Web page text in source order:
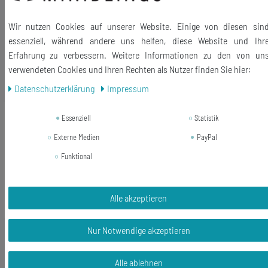
Lieferumfang: 1 Paar Ohrringe
Goldfisch Ohrringe Miniblings Hänger
14,03 € *
In den Warenkorb
inkl. ges. MwSt.zzgl.Versandkosten
Wir nutzen Cookies auf unserer Website. Einige von diesen
essenziell, während andere uns helfen, diese Website und
Erfahrung zu verbessern. Weitere Informationen zu den von
verwendeten Cookies und Ihren Rechten als Nutzer finden Sie hier:
Daten­schutz­erklärung
Impressum
Essenziell
Statistik
Externe Medien
PayPal
Funktional
Alle akzeptieren
Nur Notwendige akzeptieren
Alle ablehnen